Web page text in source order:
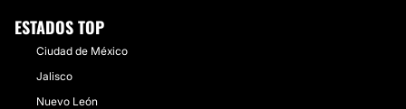
ESTADOS TOP
Ciudad de México
Jalisco
Nuevo León